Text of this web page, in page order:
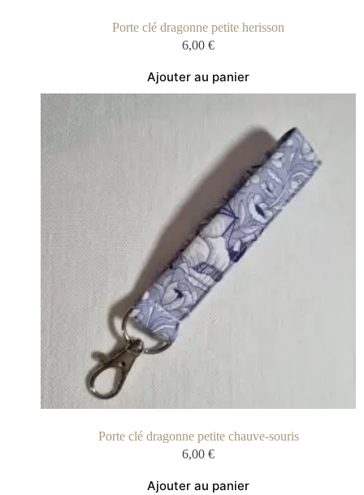
Porte clé dragonne petite herisson
6,00 €
Ajouter au panier
Porte clé dragonne petite chauve-souris
6,00 €
Ajouter au panier